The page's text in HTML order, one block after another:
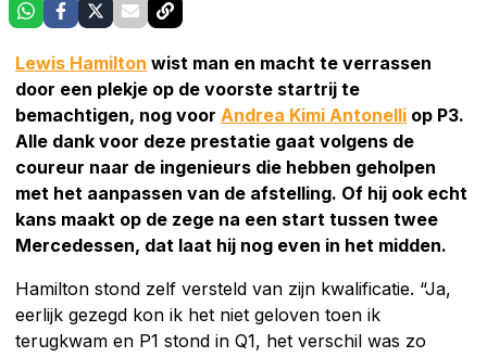
Lewis Hamilton wist man en macht te verrassen
door een plekje op de voorste startrij te
bemachtigen, nog voor Andrea Kimi Antonelli op P3.
Alle dank voor deze prestatie gaat volgens de
coureur naar de ingenieurs die hebben geholpen
met het aanpassen van de afstelling. Of hij ook echt
kans maakt op de zege na een start tussen twee
Mercedessen, dat laat hij nog even in het midden.
Hamilton stond zelf versteld van zijn kwalificatie. “Ja,
eerlijk gezegd kon ik het niet geloven toen ik
terugkwam en P1 stond in Q1, het verschil was zo